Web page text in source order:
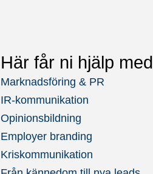
Här får ni hjälp med
Marknadsföring & PR
IR-kommunikation
Opinionsbildning
Employer branding
Kriskommunikation